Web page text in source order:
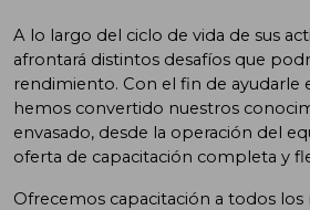
A lo largo del ciclo de vida de sus
afrontará distintos desafíos que
rendimiento. Con el fin de ayudarle
hemos convertido nuestros
envasado, desde la operación del
oferta de capacitación completa y
Ofrecemos capacitación a todos los